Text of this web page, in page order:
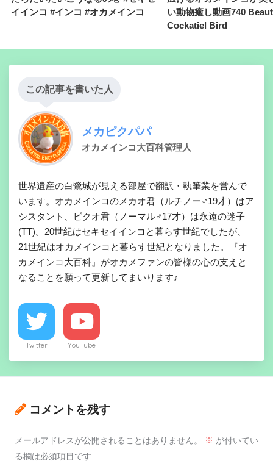
イインコ #インコ #オカメインコ
い動物癒し動画740
Cockatiel Bird
この記事を書いた人
メカピクパパ
オカメインコ大百科管理人
世界遺産の白鷺城が見える部屋で翻訳・執筆業を営んで
います。オカメインコのメカオ君（ルチノー♂19才）はア
シスタント、ピクオ君（ノーマル♂17才）は永遠の迷子
(TT)。20世紀はセキセイインコと暮らす世紀でしたが、
21世紀はオカメインコと暮らす世紀となりました。『オ
カメインコ大百科』がオカメファンの皆様の心の支えと
なることを願って更新してまいります♪
Twitter YouTube
コメントを残す
メールアドレスが公開されることはありません。 ※ が付いてい
る欄は必須項目です